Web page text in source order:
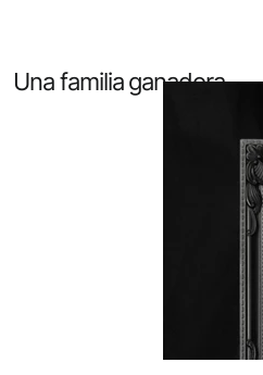
Una familia ganadora